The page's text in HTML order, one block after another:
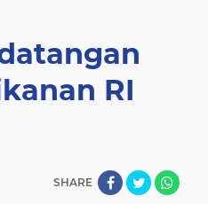
RI
SHARE